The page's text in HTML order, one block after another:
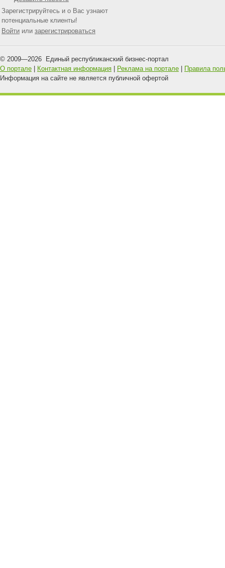
Зарегистрируйтесь и о Вас узнают
потенциальные клиенты!
Войти или зарегистрироваться
© 2009—2026 Единый республиканский бизнес-портал
О портале
Контактная информация Реклама на портале
Правила
Информация на сайте не является публичной офертой